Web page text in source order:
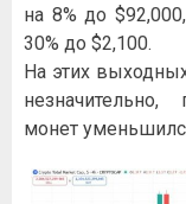
на 8% до
30% до $2,100.
На этих
монет